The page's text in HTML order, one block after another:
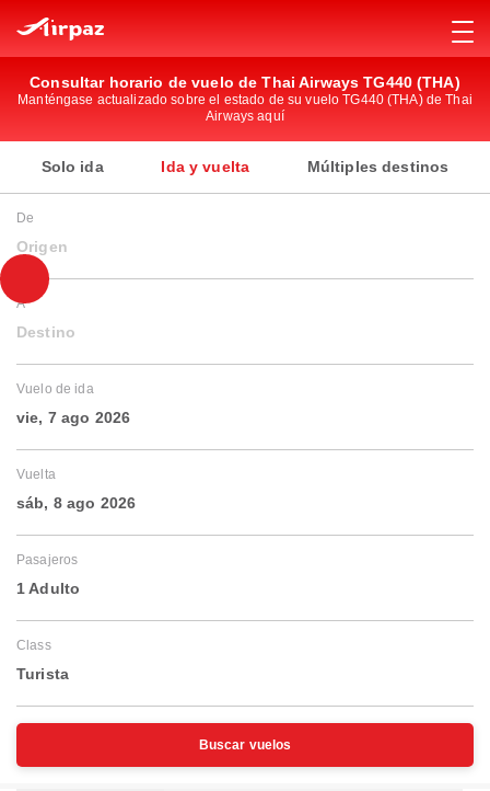
Consultar horario de vuelo de Thai Airways TG440 (THA)
Manténgase actualizado sobre el estado de su vuelo TG440 (THA) de Thai
Airways aquí
Solo ida Ida y vuelta Múltiples destinos
De
Origen
A
Destino
Vuelo de ida
vie, 7 ago 2026
Vuelta
sáb, 8 ago 2026
Pasajeros
1 Adulto
Class
Turista
Buscar vuelos